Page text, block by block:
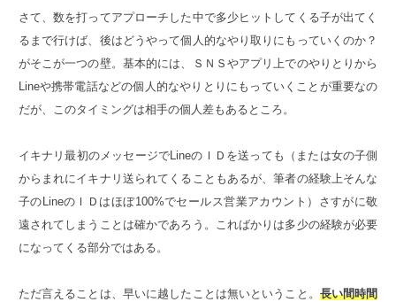
さて、数を打ってアプローチした中で多少ヒットしてくる子が出てく
るまで行けば、後はどうやって個人的なやり取りにもっていくのか？
がそこが一つの壁。基本的には、ＳＮＳやアプリ上でのやりとりから
Lineや携帯電話などの個人的なやりとりにもっていくことが重要なの
だが、このタイミングは相手の個人差もあるところ。
イキナリ最初のメッセージでLineのＩＤを送っても（または女の子側
からまれにイキナリ送られてくることもあるが、筆者の経験上そんな
子のLineのＩＤはほぼ100%でセールス営業アカウント）さすがに敬
遠されてしまうことは確かであろう。こればかりは多少の経験が必要
になってくる部分ではある。
ただ言えることは、早いに越したことは無いということ。 長い間時間